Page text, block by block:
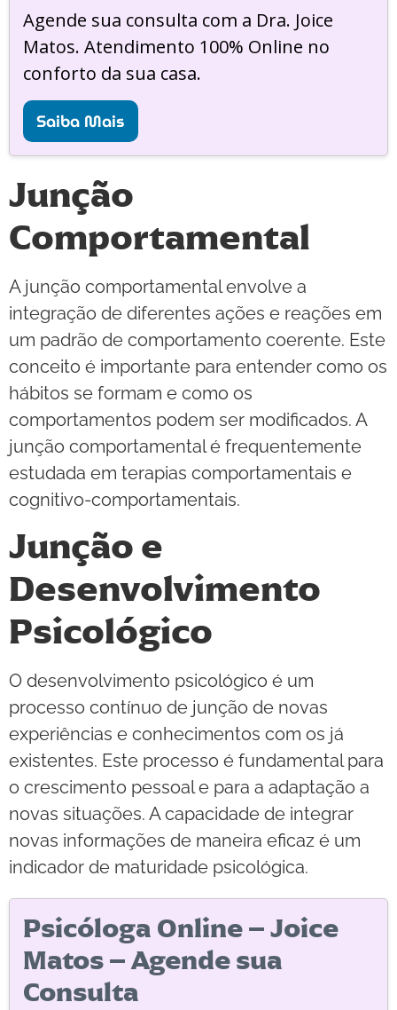
Agende sua consulta com a Dra. Joice
Matos. Atendimento 100% Online no
conforto da sua casa.
Saiba Mais
Junção
Comportamental
A junção comportamental envolve a
integração de diferentes ações e reações em
um padrão de comportamento coerente. Este
conceito é importante para entender como os
hábitos se formam e como os
comportamentos podem ser modificados. A
junção comportamental é frequentemente
estudada em terapias comportamentais e
cognitivo-comportamentais.
Junção e
Desenvolvimento
Psicológico
O desenvolvimento psicológico é um
processo contínuo de junção de novas
experiências e conhecimentos com os já
existentes. Este processo é fundamental para
o crescimento pessoal e para a adaptação a
novas situações. A capacidade de integrar
novas informações de maneira eficaz é um
indicador de maturidade psicológica.
Psicóloga Online – Joice
Matos – Agende sua
Consulta